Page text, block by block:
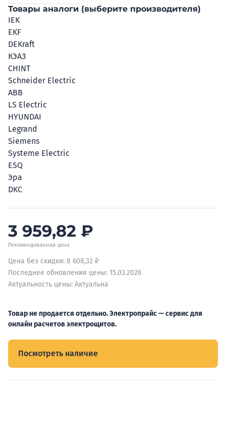
Товары аналоги (выберите производителя)
IEK
EKF
DEKraft
КЭАЗ
CHINT
Schneider Electric
ABB
LS Electric
HYUNDAI
Legrand
Siemens
Systeme Electric
ESQ
Эра
DKC
3 959,82 ₽
Рекомендованная цена
Цена без скидки: 8 608,32 ₽
Последнее обновления цены: 15.03.2026
Актуальность цены: Актуальна
Товар не продается отдельно. Электропрайс — сервис для
онлайн расчетов электрощитов.
Посмотреть наличие